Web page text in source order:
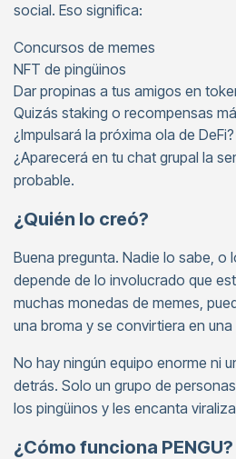
social. Eso significa:
Concursos de memes
NFT de pingüinos
Dar propinas a tus amigos en
Quizás staking o recompensas
¿Impulsará la próxima ola de
¿Aparecerá en tu chat grupal la
probable.
¿Quién lo creó?
Buena pregunta. Nadie lo sabe, o
depende de lo involucrado que
muchas monedas de memes,
una broma y se convirtiera en
No hay ningún equipo enorme ni
detrás. Solo un grupo de
los pingüinos y les encanta
¿Cómo funciona PENGU?